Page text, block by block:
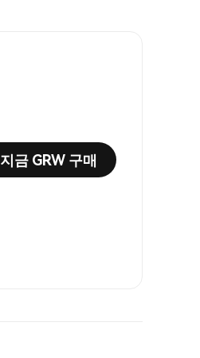
지금 GRW 구매